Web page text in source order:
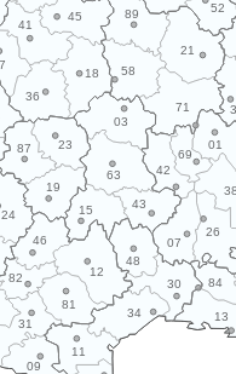
11
12
13
15
18
19
21
23
24
26
30
31
34
36
41
42
43
45
46
48
52
58
63
69
01
03
07
09
71
81
82 84
87
89